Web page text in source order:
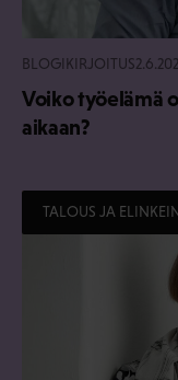
BLOGIKIRJOITUS
Voiko työelämä
aikaan?
TALOUS JA